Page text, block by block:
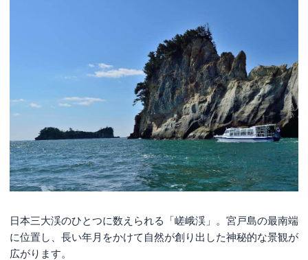
日本三大渓のひとつに数えられる「嵯峨渓」。宮戸島の最南端
に位置し、長い年月をかけて自然が創り出した神秘的な景観が
広がります。